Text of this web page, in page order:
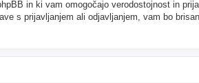
in ki vam omogočajo verodostojnost in
s prijavljanjem ali odjavljanjem, vam bo